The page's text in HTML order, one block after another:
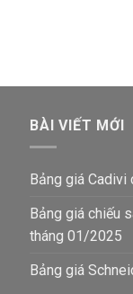
BÀI VIẾT MỚI
Bảng giá
Bảng giá chiếu
tháng 01/2025
Bảng giá